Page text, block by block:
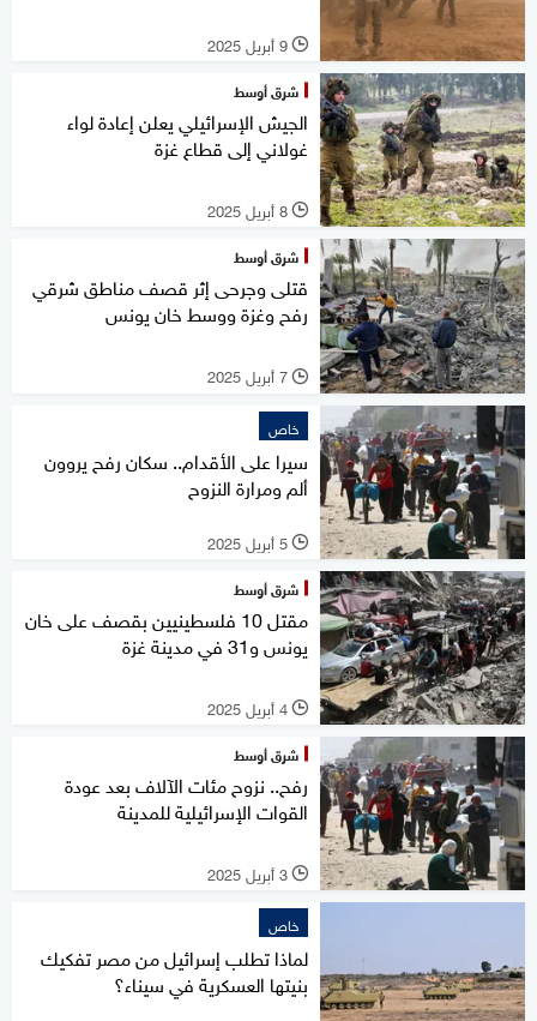
l 9 أبريل 2025
شرق أوسط
الجيش الإسرائيلي يعلن إعادة لواء
غولاني إلى قطاع غزة
l 8 أبريل 2025
شرق أوسط
قتلى وجرحى إثر قصف مناطق شرقي
رفح وغزة ووسط خان يونس
l 7 أبريل 2025
خاص
سيرا على الأقدام.. سكان رفح يروون
ألم ومرارة النزوح
l 5 أبريل 2025
شرق أوسط
مقتل 10 فلسطينيين بقصف على خان
يونس و31 في مدينة غزة
l 4 أبريل 2025
شرق أوسط
رفح.. نزوح مئات الآلاف بعد عودة
القوات الإسرائيلية للمدينة
l 3 أبريل 2025
خاص
لماذا تطلب إسرائيل من مصر تفكيك
بنيتها العسكرية في سيناء؟